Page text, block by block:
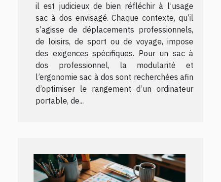
il est judicieux de bien réfléchir à l’usage
sac à dos envisagé. Chaque contexte, qu’il
s’agisse de déplacements professionnels,
de loisirs, de sport ou de voyage, impose
des exigences spécifiques. Pour un sac à
dos professionnel, la modularité et
l’ergonomie sac à dos sont recherchées afin
d’optimiser le rangement d’un ordinateur
portable, de...